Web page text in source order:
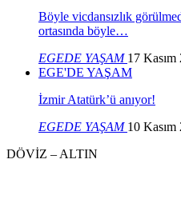
Böyle vicdansızlık
ortasında böyle…
EGEDE YAŞAM 17 Kasım
EGE'DE YAŞAM
İzmir Atatürk’ü anıyor!
EGEDE YAŞAM 10 Kasım
DÖVİZ – ALTIN